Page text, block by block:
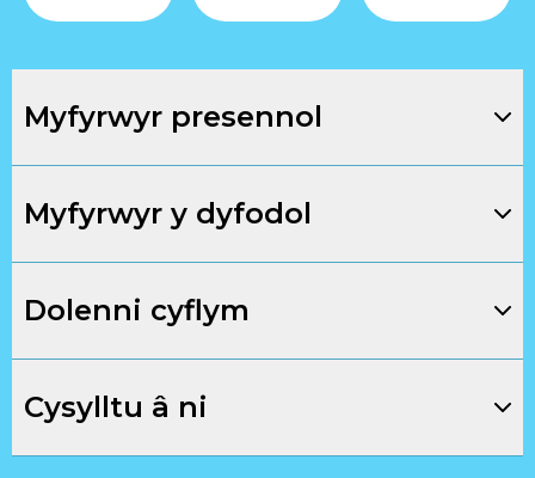
Myfyrwyr presennol
Myfyrwyr y dyfodol
Dolenni cyflym
Cysylltu â ni